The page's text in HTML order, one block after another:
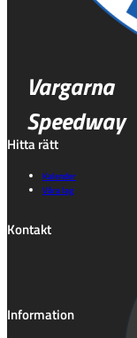
Vargarna
Speedway
Hitta rätt
Kalender
Våra lag
Kontakt
Information